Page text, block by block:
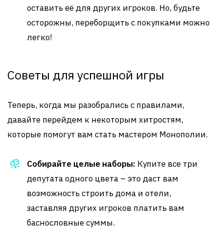
оставить её для других игроков. Но, будьте
осторожны, переборщить с покупками можно
легко!
Советы для успешной игры
Теперь, когда мы разобрались с правилами,
давайте перейдем к некоторым хитростям,
которые помогут вам стать мастером Монополии.
Собирайте целые наборы: Купите все три
депутата одного цвета – это даст вам
возможность строить дома и отели,
заставляя других игроков платить вам
баснословные суммы.